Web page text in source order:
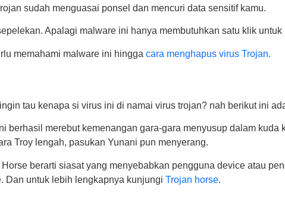
sudah menguasai ponsel dan mencuri data sensitif kamu.
Apalagi malware ini hanya membutuhkan satu klik
memahami malware ini hingga cara menghapus virus Trojan.
tau kenapa si virus ini di namai virus trojan? nah berikut ini
berhasil merebut kemenangan gara-gara menyusup dalam kuda
Troy lengah, pasukan Yunani pun menyerang.
berarti siasat yang menyebabkan pengguna device atau
Dan untuk lebih lengkapnya kunjungi Trojan horse.